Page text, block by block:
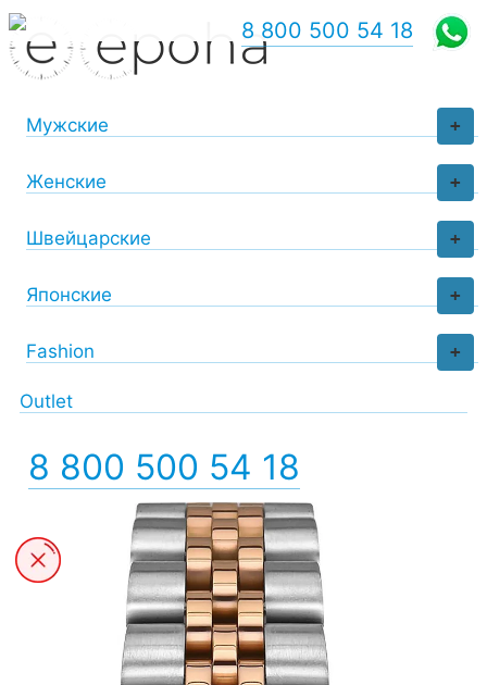
+
Мужские
+
Женские
+
Швейцарские
+
Японские
+
Fashion
Outlet
8 800 500 54 18
8 800 500 54 18